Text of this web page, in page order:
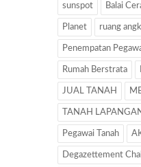
sunspot Balai
Planet ruang
Penempatan
Rumah Berstrata
JUAL TANAH
TANAH
Pegawai Tanah
Degazettement